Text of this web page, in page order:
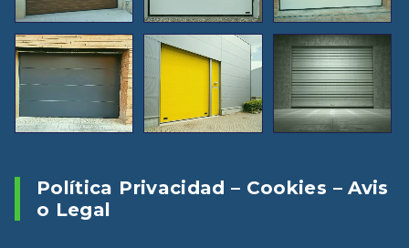
Política Privacidad – Cookies – Avis
O Legal